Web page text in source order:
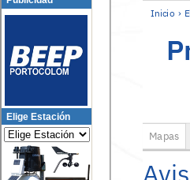
Elige Estación